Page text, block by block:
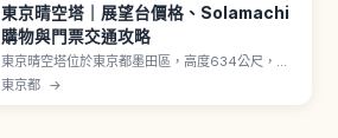
東京晴空塔｜展望台價格、Solamachi
購物與門票交通攻略
東京晴空塔位於東京都墨田區，高度634公尺，是
世界最大級的自立式電波塔之一，2012年開幕。
「天望甲板」位於地上350公尺。「天望回廊」位
東京都 →